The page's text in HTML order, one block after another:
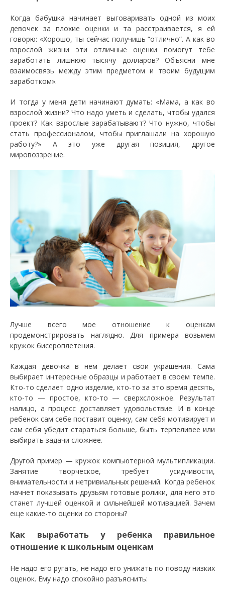
Когда бабушка начинает выговаривать одной из моих
девочек за плохие оценки и та расстраивается, я ей
говорю: «Хорошо, ты сейчас получишь “отлично”. А как во
взрослой жизни эти отличные оценки помогут тебе
заработать лишнюю тысячу долларов? Объясни мне
взаимосвязь между этим предметом и твоим будущим
заработком».
И тогда у меня дети начинают думать: «Мама, а как во
взрослой жизни? Что надо уметь и сделать, чтобы удался
проект? Как взрослые зарабатывают? Что нужно, чтобы
стать профессионалом, чтобы приглашали на хорошую
работу?» А это уже другая позиция, другое
мировоззрение.
Лучше всего мое отношение к оценкам
продемонстрировать наглядно. Для примера возьмем
кружок бисероплетения.
Каждая девочка в нем делает свои украшения. Сама
выбирает интересные образцы и работает в своем темпе.
Кто-то сделает одно изделие, кто-то за это время десять,
кто-то — простое, кто-то — сверхсложное. Результат
налицо, а процесс доставляет удовольствие. И в конце
ребенок сам себе поставит оценку, сам себя мотивирует и
сам себя убедит стараться больше, быть терпеливее или
выбирать задачи сложнее.
Другой пример — кружок компьютерной мультипликации.
Занятие творческое, требует усидчивости,
внимательности и нетривиальных решений. Когда ребенок
начнет показывать друзьям готовые ролики, для него это
станет лучшей оценкой и сильнейшей мотивацией. Зачем
еще какие-то оценки со стороны?
Как выработать у ребенка правильное
отношение к школьным оценкам
Не надо его ругать, не надо его унижать по поводу низких
оценок. Ему надо спокойно разъяснить: